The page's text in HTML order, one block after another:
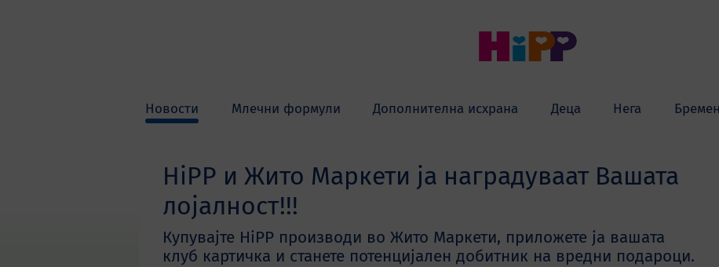
Новости Млечни формули Дополнителна исхрана Деца Нега
HiPP и Жито Маркети ја наградуваат Вашата
лојалност!!!
Купувајте HiPP производи во Жито Маркети, приложете ја вашата
клуб картичка и станете потенцијален добитник на вредни подароци.